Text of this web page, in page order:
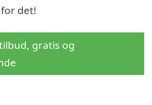
det!
gratis og